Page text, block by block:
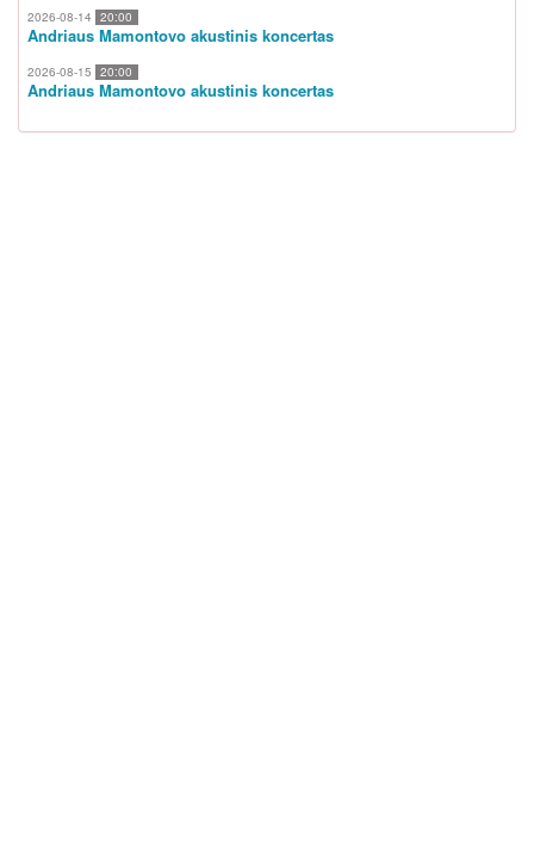
2026-08-14 20:00
Andriaus Mamontovo akustinis koncertas
2026-08-15 20:00
Andriaus Mamontovo akustinis koncertas